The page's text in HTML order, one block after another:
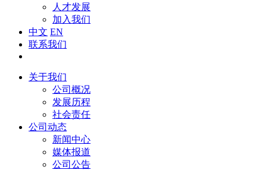
人才发展
加入我们
中文 EN
联系我们
关于我们
公司概况
发展历程
社会责任
公司动态
新闻中心
媒体报道
公司公告